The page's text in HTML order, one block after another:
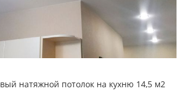
натяжной потолок на кухню 14,5 м2